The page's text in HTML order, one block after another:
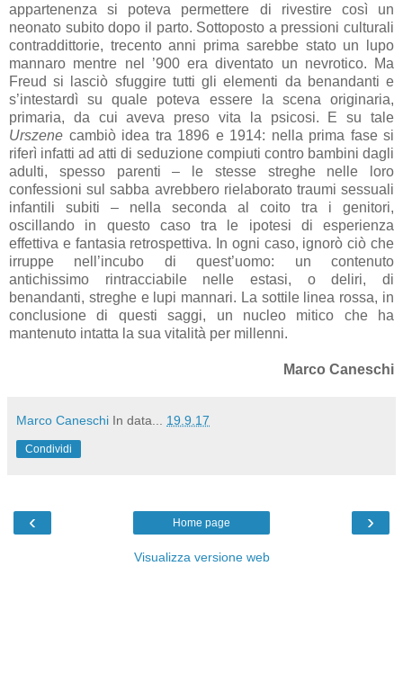
appartenenza si poteva permettere di rivestire così un
neonato subito dopo il parto. Sottoposto a pressioni culturali
contraddittorie, trecento anni prima sarebbe stato un lupo
mannaro mentre nel ’900 era diventato un nevrotico. Ma
Freud si lasciò sfuggire tutti gli elementi da benandanti e
s’intestardì su quale poteva essere la scena originaria,
primaria, da cui aveva preso vita la psicosi. E su tale
Urszene cambiò idea tra 1896 e 1914: nella prima fase si
riferì infatti ad atti di seduzione compiuti contro bambini dagli
adulti, spesso parenti – le stesse streghe nelle loro
confessioni sul sabba avrebbero rielaborato traumi sessuali
infantili subiti – nella seconda al coito tra i genitori,
oscillando in questo caso tra le ipotesi di esperienza
effettiva e fantasia retrospettiva. In ogni caso, ignorò ciò che
irruppe nell’incubo di quest’uomo: un contenuto
antichissimo rintracciabile nelle estasi, o deliri, di
benandanti, streghe e lupi mannari. La sottile linea rossa, in
conclusione di questi saggi, un nucleo mitico che ha
mantenuto intatta la sua vitalità per millenni.
Marco Caneschi
Marco Caneschi In data... 19.9.17
Condividi
‹ ›
Home page
Visualizza versione web